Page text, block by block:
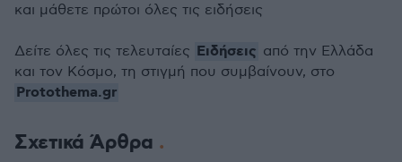
Σχετικά Άρθρα
και μάθετε πρώτοι όλες τις ειδήσεις
Δείτε όλες τις τελευταίες Ειδήσεις από την Ελλάδα
και τον Κόσμο, τη στιγμή που συμβαίνουν, στο
Protothema.gr